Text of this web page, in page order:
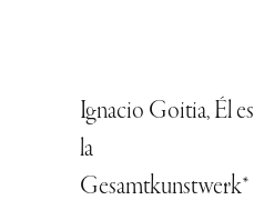
Ignacio Goitia, Él es
la
Gesamtkunstwerk*